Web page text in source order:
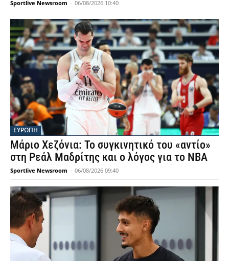
Sportlive Newsroom - 06/08/2026 10:40
ΕΥΡΩΠΗ
Μάριο Χεζόνια: Το συγκινητικό του «αντίο»
στη Ρεάλ Μαδρίτης και ο λόγος για το NBA
Sportlive Newsroom - 06/08/2026 09:40